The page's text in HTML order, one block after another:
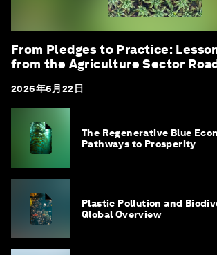
From Pledges to Practice:
from the Agriculture Sector
2026年6月22日
The Regenerative Blue
Pathways to Prosperity
Plastic Pollution and
Global Overview